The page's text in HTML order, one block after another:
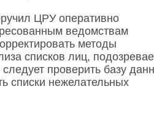
ЦРУ оперативно
ведомствам
методы
списков лиц,
проверить базу
списки нежелательных